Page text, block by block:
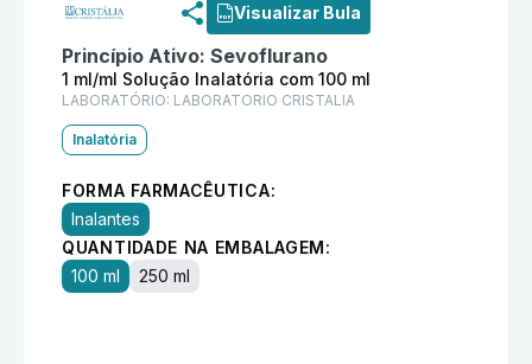
Visualizar Bula
Princípio Ativo: Sevoflurano
1 ml/ml Solução Inalatória com 100 ml
LABORATÓRIO: LABORATORIO CRISTALIA
Inalatória
FORMA FARMACÊUTICA:
Inalantes
QUANTIDADE NA EMBALAGEM:
100 ml
250 ml